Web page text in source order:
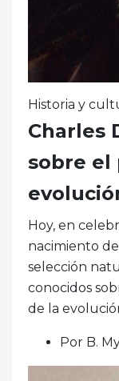
Historia y
Charles
sobre el
Hoy, en
nacimiento
selección
conocidos
de la
Por B.